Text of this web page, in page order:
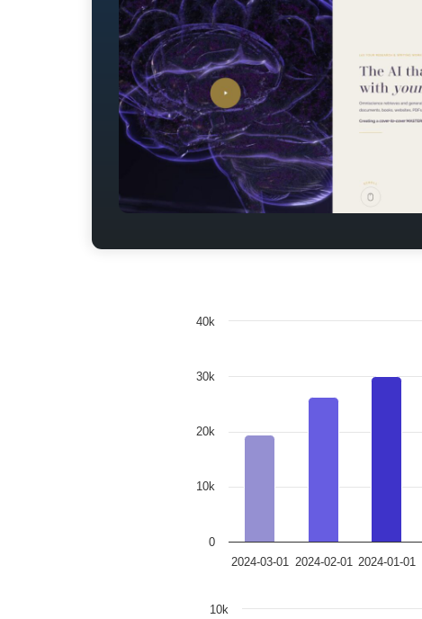
2024-03-01 2024-02-01 2024-01-01
0
10k
20k
30k
40k
10k